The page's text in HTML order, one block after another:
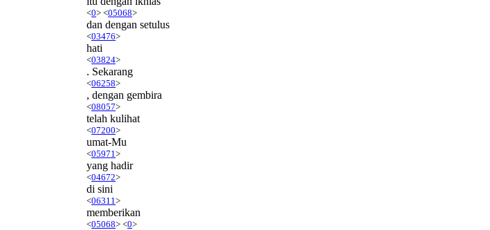
<0> <05068>
dan dengan setulus
<03476>
hati
<03824>
. Sekarang
<06258>
, dengan gembira
<08057>
telah kulihat
<07200>
umat-Mu
<05971 >
yang hadir
<04672>
di sini
<06311 >
memberikan
<05068> <0>